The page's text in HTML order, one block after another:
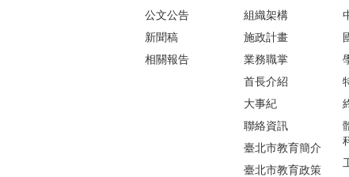
公文公告
新聞稿
相關報告
組織架構
施政計畫
業務職掌
首長介紹
大事紀
聯絡資訊
臺北市教育簡介
臺北市教育政策